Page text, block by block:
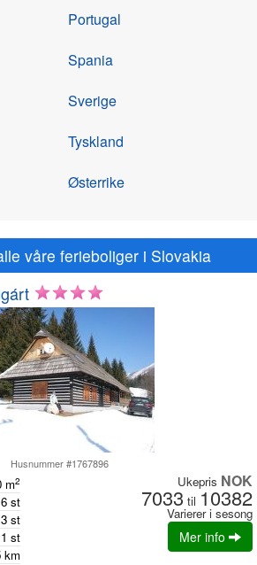
Portugal
Spania
Sverige
Tyskland
Østerrike
våre ferieboliger i Slovakia
Husnummer #1767896
m2
6 st
3 st
1 st
km
Ukepris NOK
7033 til 10382
Varierer i sesong
Mer info